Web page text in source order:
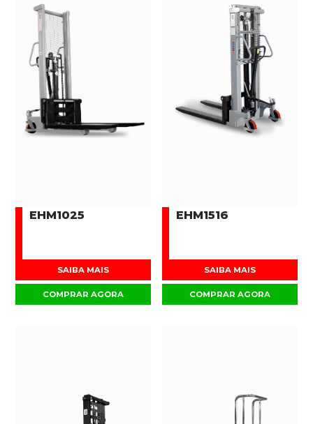
EHM1025
SAIBA MAIS
COMPRAR AGORA
EHM1516
SAIBA MAIS
COMPRAR AGORA